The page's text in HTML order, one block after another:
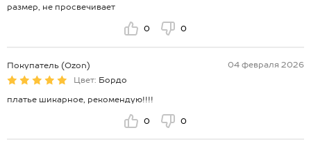
размер, не просвечивает
0 0
Покупатель (Ozon)
04 февраля 2026
Цвет: Бордо
платье шикарное, рекомендую!!!!
0 0